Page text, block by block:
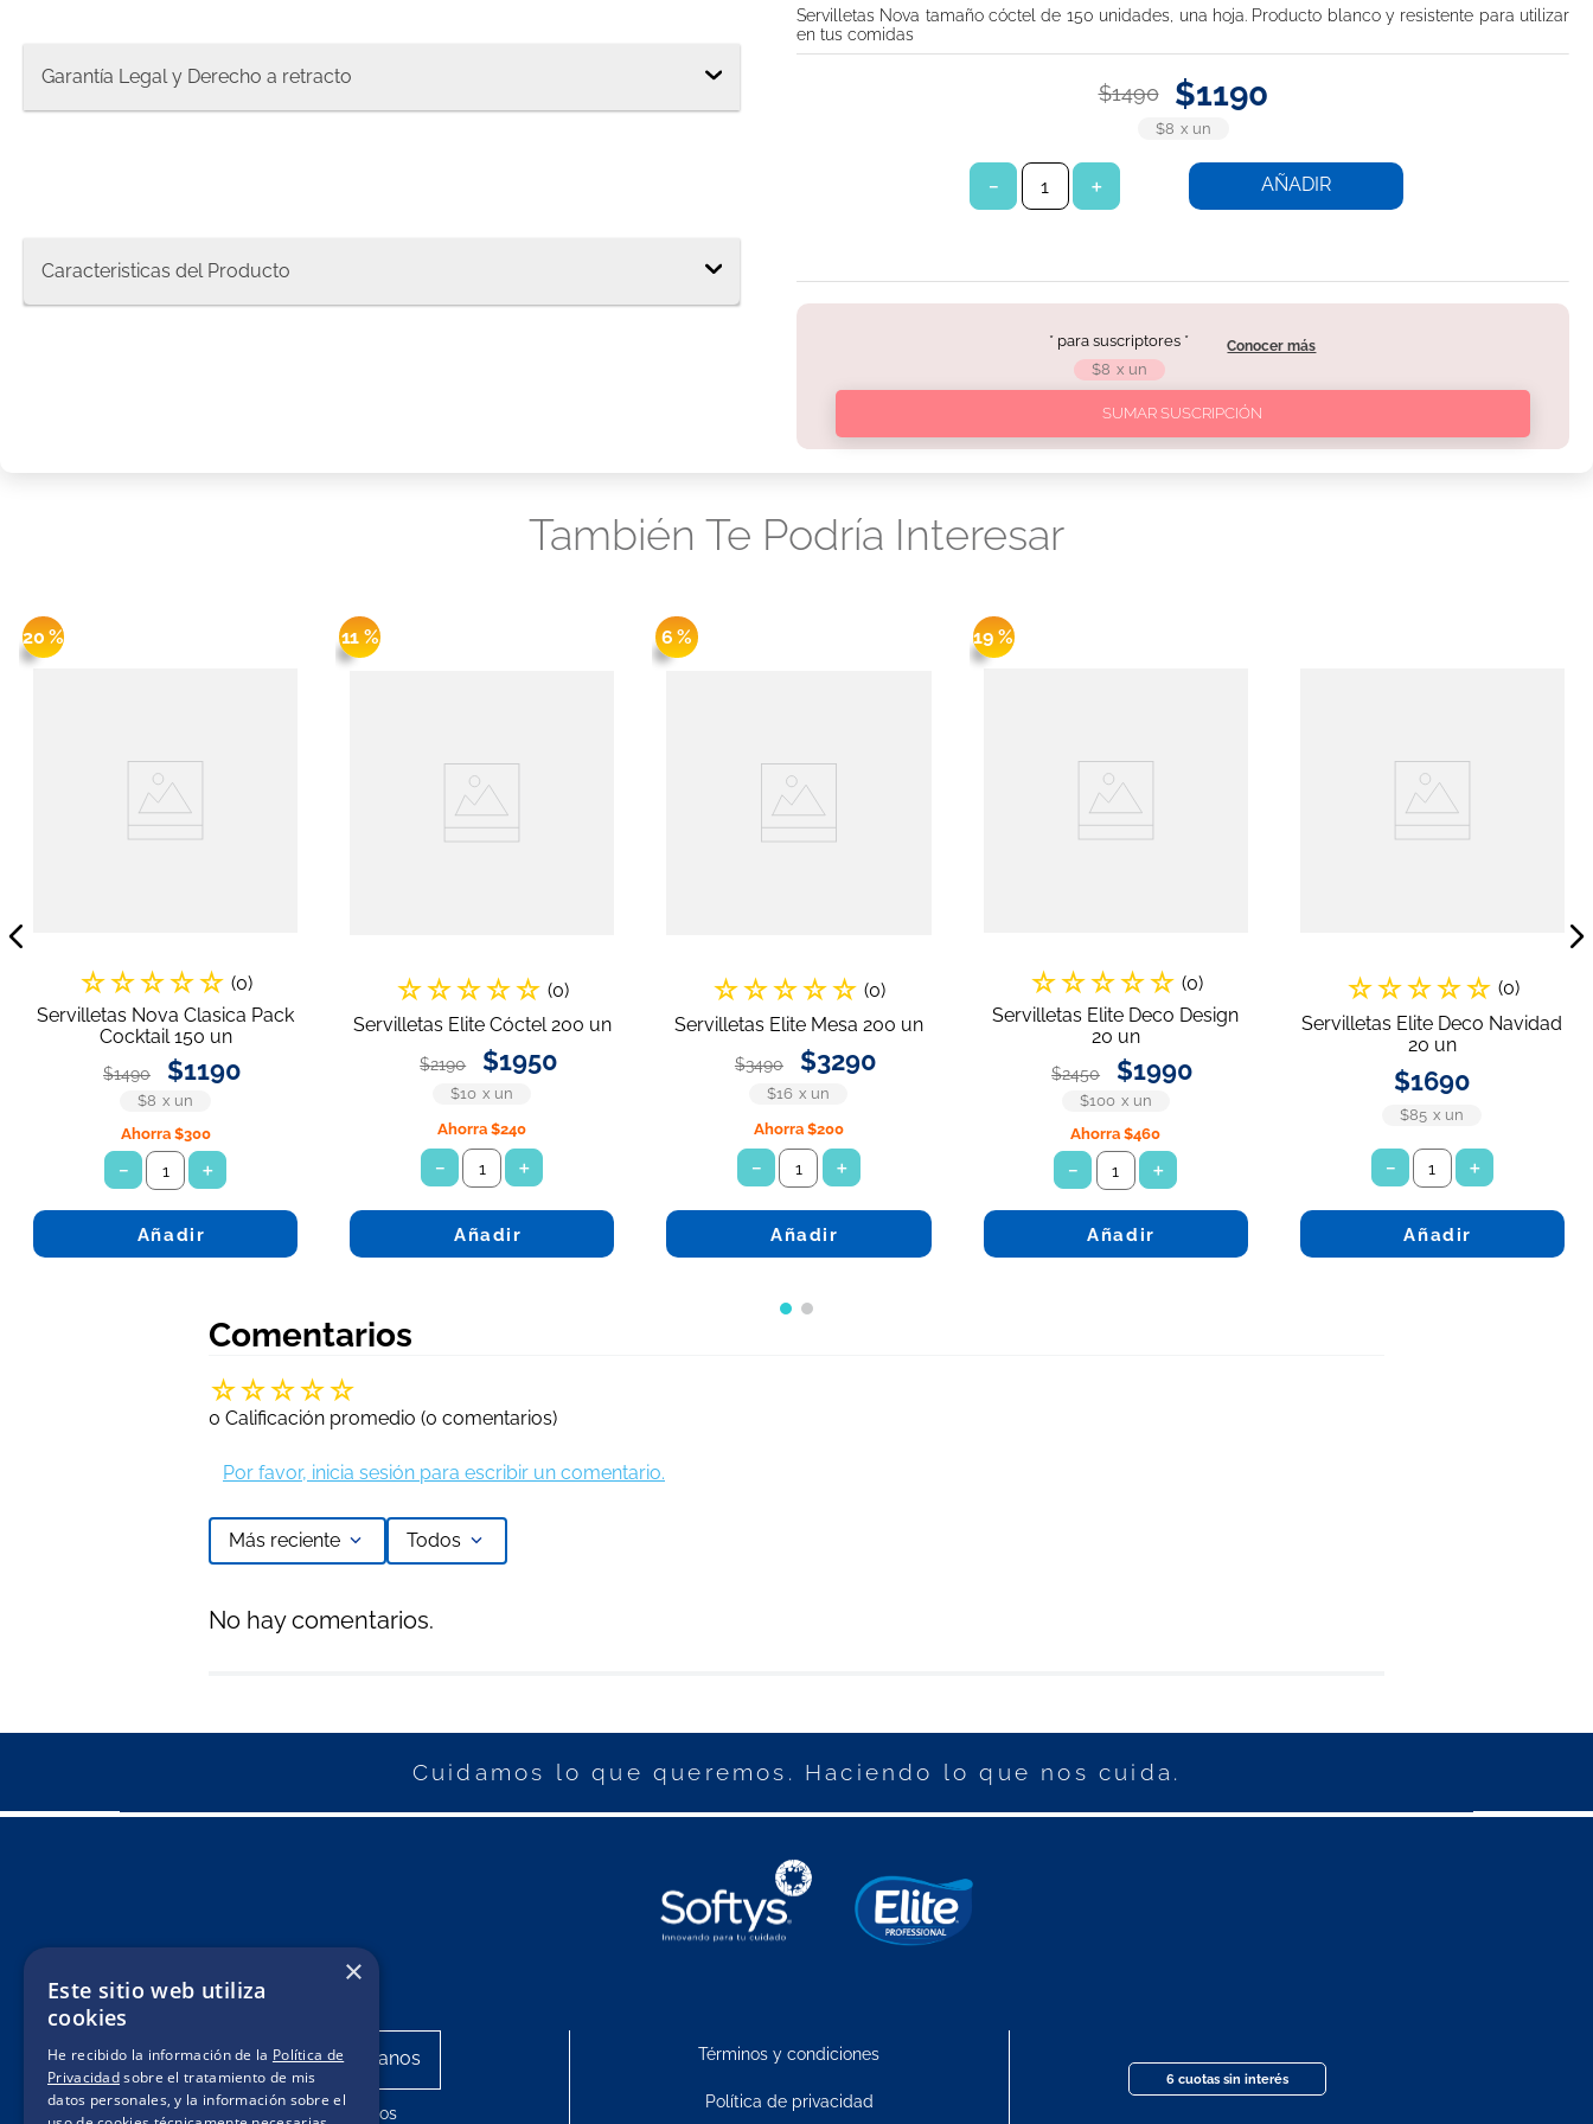
Garantía Legal y Derecho a retracto
Caracteristicas del Producto
Servilletas Nova tamaño cóctel de 150 unidades, una hoja. Producto blanco y resistente para utilizar
en tus comidas
$1490 $1190
$8 x un
＋
－ AÑADIR
* para suscriptores *
$8 x un
Conocer más
SUMAR SUSCRIPCIÓN
También Te Podría Interesar
20 %
☆☆☆☆☆ (0)
Servilletas Nova Clasica Pack
Cocktail 150 un
$1490 $1190
$8 x un
Ahorra $300
＋
－
Añadir
11 %
☆☆☆☆☆ (0)
Servilletas Elite Cóctel 200 un
$2190 $1950
$10 x un
Ahorra$240
＋
－
Añadir
6 %
☆☆☆☆☆ (0)
Servilletas Elite Mesa 200 un
$3490 $3290
$16 x un
Ahorra $200
＋
－
Añadir
19 %
☆☆☆☆☆ (0)
Servilletas Elite Deco Design
20 un
$2450 $1990
$100 x un
Ahorra$460
＋
－
Añadir
☆☆☆☆☆ (0)
Servilletas Elite Deco Navidad
20 un
$1690
$85 x un
＋
－
Añadir
Comentarios
☆☆☆☆☆
0 Calificación promedio (0 comentarios)
Por favor, inicia sesión para escribir un comentario.
Más reciente Todos
No hay comentarios.
Cuidamos lo que queremos. Haciendo lo que nos cuida.
Mis pedidos
Términos y condiciones
Política de privacidad
6 cuotas sin interés
×
Este sitio web utiliza
cookies
He recibido la información de la Política de
Privacidadsobre el tratamiento de mis
datos personales, y la información sobre el
protector diario ladysoft protección ultradelgada tela suave